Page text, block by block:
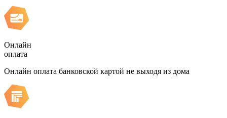
Онлайн
оплата
Онлайн оплата банковской картой не выходя из дома